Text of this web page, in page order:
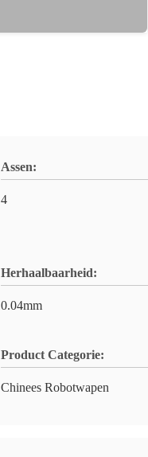
Assen:
4
Herhaalbaarheid:
0.04mm
Product Categorie:
Chinees Robotwapen